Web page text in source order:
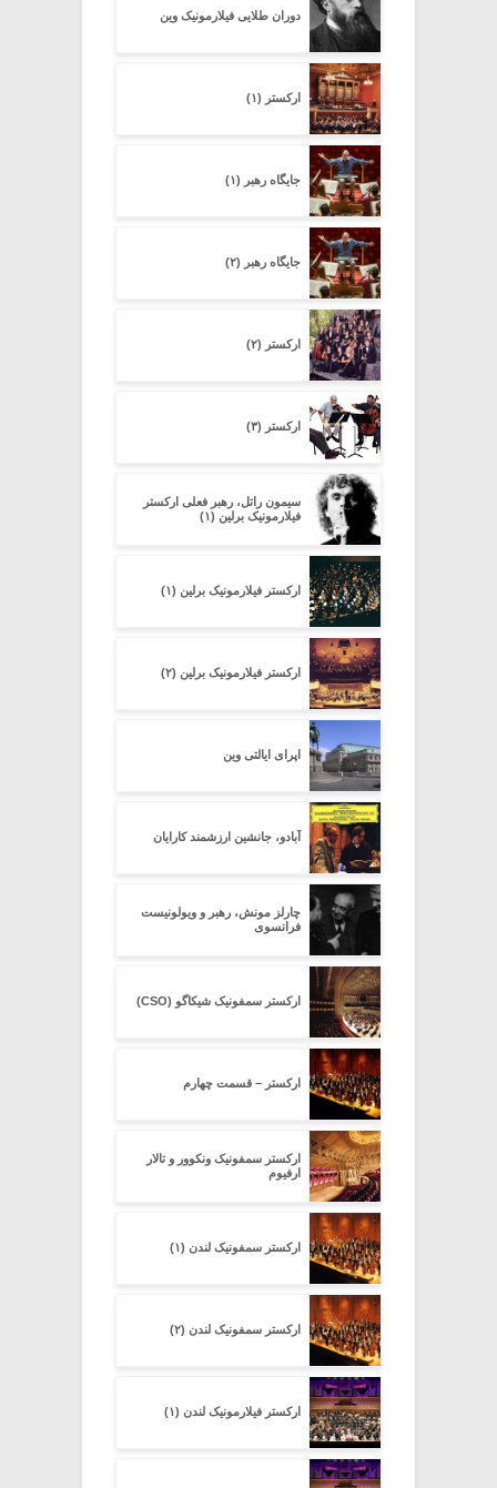
دوران طلایی فیلارمونیک وین
ارکستر (۱)
جایگاه رهبر (۱)
جایگاه رهبر (۲)
ارکستر (۲)
ارکستر (۳)
سیمون راتل، رهبر فعلی ارکستر
فیلارمونیک برلین (۱)
ارکستر فیلارمونیک برلین (۱)
ارکستر فیلارمونیک برلین (۲)
اپرای ایالتی وین
آبادو، جانشین ارزشمند کارایان
چارلز مونش، رهبر و ویولونیست
فرانسوی
ارکستر سمفونیک شیکاگو (CSO)
ارکستر – قسمت چهارم
ارکستر سمفونیک ونکوور و تالار
ارفیوم
ارکستر سمفونیک لندن (۱)
ارکستر سمفونیک لندن (۲)
ارکستر فیلارمونیک لندن (۱)